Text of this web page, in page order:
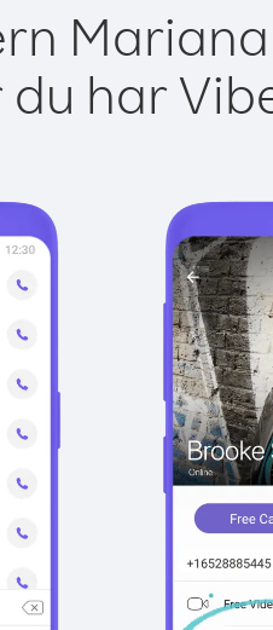
du har